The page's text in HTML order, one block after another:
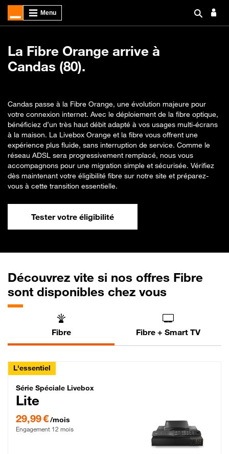
La Fibre Orange arrive à
Candas (80).
Candas passe à la Fibre Orange, une évolution majeure pour
votre connexion internet. Avec le déploiement de la fibre optique,
bénéficiez d’un très haut débit adapté à vos usages multi-écrans
à la maison. La Livebox Orange et la fibre vous offrent une
expérience plus fluide, sans interruption de service. Comme le
réseau ADSL sera progressivement remplacé, nous vous
accompagnons pour une migration simple et sécurisée. Vérifiez
dès maintenant votre éligibilité fibre sur notre site et préparez-
vous à cette transition essentielle.
Tester votre éligibilité
Découvrez vite si nos offres Fibre
sont disponibles chez vous
Fibre Fibre + Smart TV
L'essentiel
Série Spéciale Livebox Lite Fibre
Série Spéciale Livebox
Lite
29,99 €/mois
Engagement 12 mois